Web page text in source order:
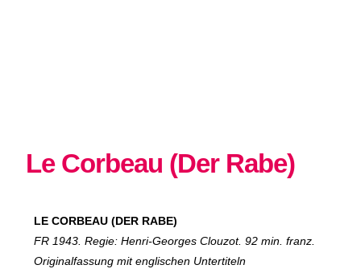
Le Corbeau (Der Rabe)
LE CORBEAU (DER RABE)
FR 1943. Regie: Henri-Georges Clouzot. 92 min. franz.
Originalfassung mit englischen Untertiteln